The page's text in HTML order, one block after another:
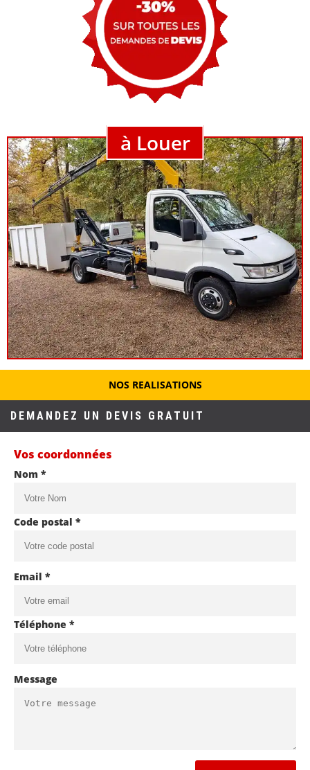
à Louer
NOS REALISATIONS
DEMANDEZ UN DEVIS GRATUIT
Vos coordonnées
Nom *
Code postal *
Email *
Téléphone *
Message